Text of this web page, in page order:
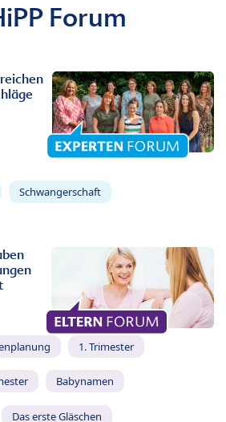
Forum
Schwangerschaft
1. Trimester
Babynamen
Das erste Gläschen